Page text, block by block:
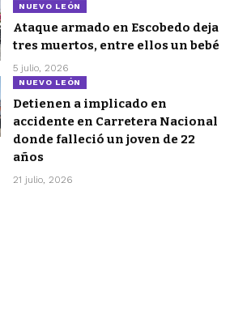
NUEVO LEÓN
Ataque armado en Escobedo deja
tres muertos, entre ellos un bebé
5 julio, 2026
NUEVO LEÓN
Detienen a implicado en
accidente en Carretera Nacional
donde falleció un joven de 22
años
21 julio, 2026